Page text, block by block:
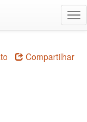
Compartilhar